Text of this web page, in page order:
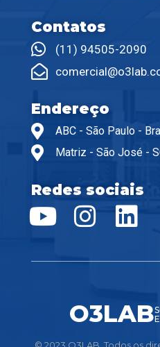
Contatos
(11) 94505-2090
Endereço
ABC - São Paulo -
Matriz - São José -
Redes sociais
O3LAB